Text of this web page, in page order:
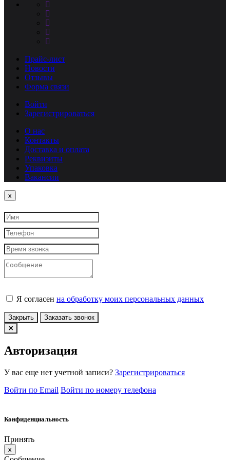
Прайс-лист
Новости
Отзывы
Форма связи
Войти
Зарегистрироваться
О нас
Контакты
Доставка и оплата
Реквизиты
Упаковка
Вакансии
x
Я согласен на обработку моих персональных данных
Закрыть Заказать звонок
Авторизация
У вас еще нет учетной записи? Зарегистрироваться
Войти по Email Войти по номеру телефона
Конфиденциальность
Принять
x